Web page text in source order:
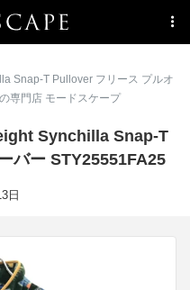
Snap-T Pullover フリース プルオ
専門店 モードスケープ
Synchilla Snap-T
バー STY25551FA25
日